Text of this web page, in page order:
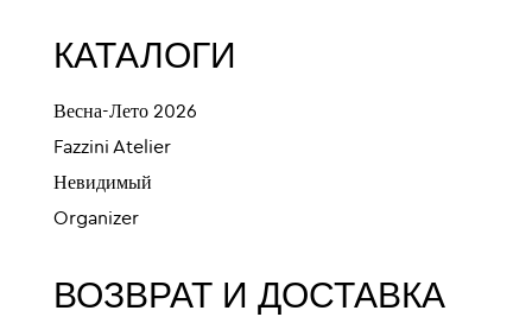
КАТАЛОГИ
Весна-Лето 2026
Fazzini Atelier
Невидимый
Organizer
ВОЗВРАТ И ДОСТАВКА